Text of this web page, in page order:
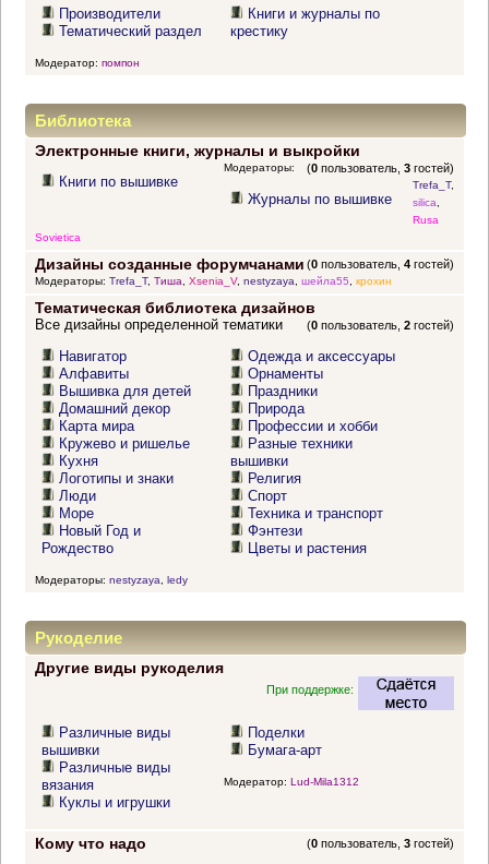
Производители
Тематический раздел
Книги и журналы по
крестику
Модератор: помпон
Библиотека
Электронные книги, журналы и выкройки
(0 пользователь,3 гостей)
Книги по вышивке
Журналы по вышивке
Модераторы:
Trefa_T,
silica,
Rusa
Sovietica
Дизайны созданные форумчанами (0 пользователь,4 гостей)
Модераторы: Trefa_T, Тиша, Xsenia_V, nestyzaya, шейла55, крохин
Тематическая библиотека дизайнов
(0 пользователь,2 гостей)
Все дизайны определенной тематики
Навигатор
Алфавиты
Вышивка для детей
Домашний декор
Карта мира
Кружево и ришелье
Кухня
Логотипы и знаки
Люди
Море
Новый Год и
Рождество
Одежда и аксессуары
Орнаменты
Праздники
Природа
Профессии и хобби
Разные техники
вышивки
Религия
Спорт
Техника и транспорт
Фэнтези
Цветы и растения
Модераторы: nestyzaya ledy
Рукоделие
Другие виды рукоделия
При поддержке:
Различные виды
вышивки
Различные виды
вязания
Куклы и игрушки
Поделки
Бумага-арт
Модератор: Lud-Mila1312
Кому что надо (0 пользователь,3 гостей)